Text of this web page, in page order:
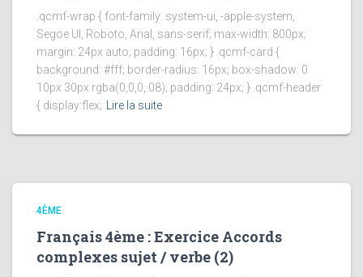
.qcmf-wrap { font-family: system-ui, -apple-system,
Segoe UI, Roboto, Arial, sans-serif; max-width: 800px;
margin: 24px auto; padding: 16px; } .qcmf-card {
background: #fff; border-radius: 16px; box-shadow: 0
10px 30px rgba(0,0,0,.08); padding: 24px; } .qcmf-header
{ display:flex; Lire la suite
4ÈME
Français 4ème : Exercice Accords
complexes sujet / verbe (2)